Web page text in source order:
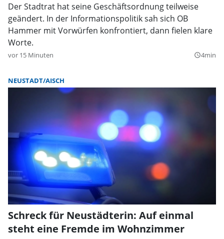
Der Stadtrat hat seine Geschäftsordnung teilweise
geändert. In der Informationspolitik sah sich OB
Hammer mit Vorwürfen konfrontiert, dann fielen klare
Worte.
vor 15 Minuten query_builder4min
NEUSTADT/AISCH
Schreck für Neustädterin: Auf einmal
steht eine Fremde im Wohnzimmer